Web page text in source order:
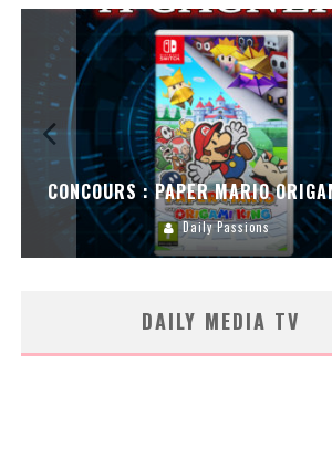
CONCOURS : PAPER MARIO
Daily Passions
DAILY MEDIA TV